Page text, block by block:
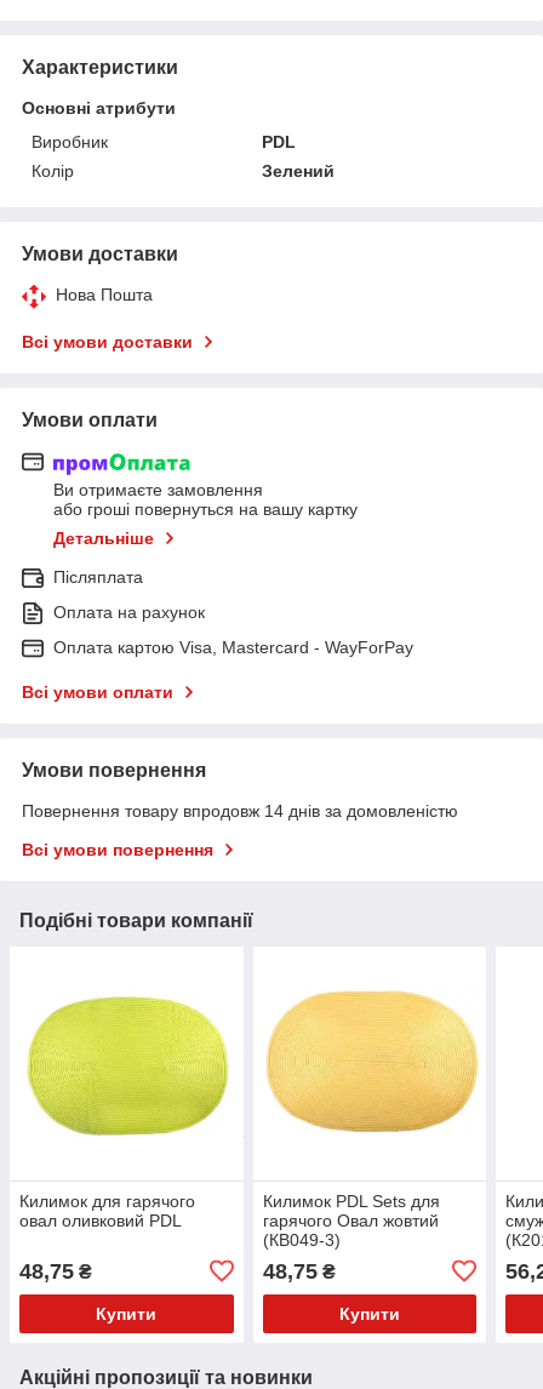
Характеристики
Основні атрибути
Виробник
PDL
Колір
Зелений
Умови доставки
Нова Пошта
Всі умови доставки
Умови оплати
Ви отримаєте замовлення
або гроші повернуться на вашу картку
Детальніше
Післяплата
Оплата на рахунок
Оплата картою Visa, Mastercard - WayForPay
Всі умови оплати
Умови повернення
Повернення товару впродовж 14 днів за домовленістю
Всі умови повернення
Подібні товари компанії
Килимок для гарячого
овал оливковий PDL
48,75 ₴
Купити
Килимок PDL Sets для
гарячого Овал жовтий
(КВ049-3)
48,75₴
Купити
Акційні пропозиції та новинки